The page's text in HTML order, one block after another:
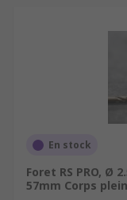
En stock
Foret RS PRO, Ø
57mm Corps plein